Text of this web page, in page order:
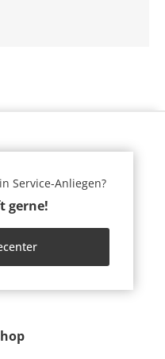
Service-Anliegen?
gerne!